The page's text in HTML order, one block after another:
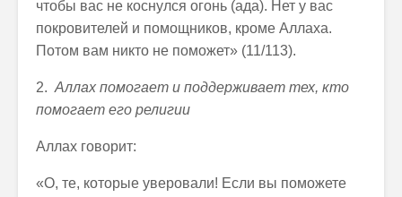
чтобы вас не коснулся огонь (ада). Нет у вас
покровителей и помощников, кроме Аллаха.
Потом вам никто не поможет» (11/113).
2. Аллах помогает и поддерживает тех, кто
помогает его религии
Аллах говорит:
«О, те, которые уверовали! Если вы поможете